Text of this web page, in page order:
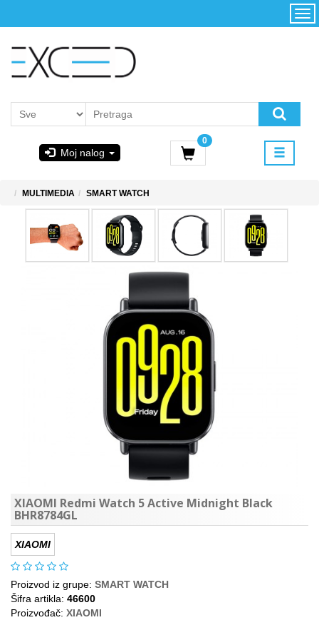
Moj nalog
0
Početna
korišćenja i
PoweredByAsus
MULTIMEDIA SMART WATCH
XIAOMI Redmi Watch 5 Active Midnight Black
BHR8784GL
XIAOMI
Proizvod iz grupe: SMART WATCH
Šifra artikla: 46600
Proizvođač: XIAOMI